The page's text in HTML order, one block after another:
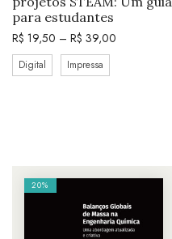
para estudantes
R$ 19,50 – R$ 39,00
Digital Impressa
20%